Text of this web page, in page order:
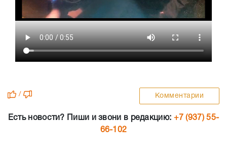
/ Комментарии
Есть новости? Пиши и звони в редакцию: +7 (937) 55-
66-102